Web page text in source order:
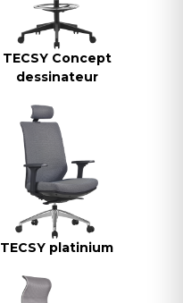
TECSY Concept
dessinateur
TECSY platinium